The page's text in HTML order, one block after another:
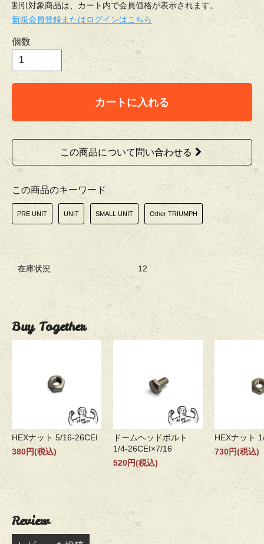
割引対象商品は、カート内で会員価格が表示されます。
新規会員登録またはログインはこちら
個数
カートに入れる
この商品について問い合わせる
この商品のキーワード
PRE UNIT UNIT SMALL UNIT Other TRIUMPH
在庫状況 12
Buy Together
HEXナット 5/16-26CEI
380円(税込)
ドームヘッドボルト
1/4-26CEI×7/16
520円(税込)
HEXナット
730円(税込)
Review